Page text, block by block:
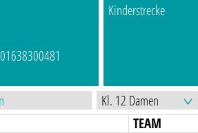
Kinderstrecke
TEAM